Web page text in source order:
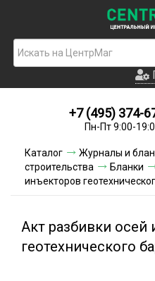
Акции
+7 (495) 374-
Пн-Пт 9:00-
Каталог Журналы и
строительства
Бланки
инъекторов
Акт разбивки осей
геотехнического